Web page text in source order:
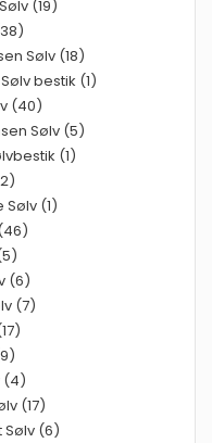
(19)
Sølv (18)
bestik (1)
(40)
Sølv (5)
(1)
(1)
(6)
(7)
(4)
(17)
(6)